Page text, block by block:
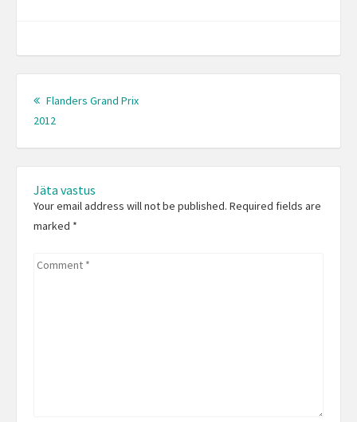
Post
navigation
Flanders Grand Prix
2012
Jäta vastus
Your email address will not be published. Required fields are
marked *
Comment